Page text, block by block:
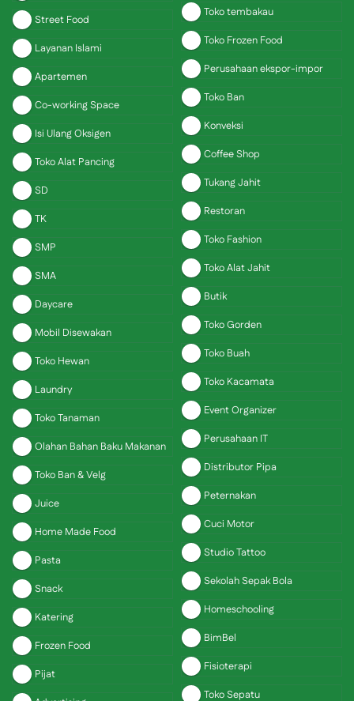
Street Food
Layanan Islami
Apartemen
Co-working Space
Isi Ulang Oksigen
Toko Alat Pancing
SD
TK
SMP
SMA
Daycare
Mobil Disewakan
Toko Hewan
Laundry
Toko Tanaman
Olahan Bahan Baku Makanan
Toko Ban & Velg
Juice
Home Made Food
Pasta
Snack
Katering
Frozen Food
Pijat
Toko tembakau
Toko Frozen Food
Perusahaan ekspor-impor
Toko Ban
Konveksi
Coffee Shop
Tukang Jahit
Restoran
Toko Fashion
Toko Alat Jahit
Butik
Toko Gorden
Toko Buah
Toko Kacamata
Event Organizer
Perusahaan IT
Distributor Pipa
Peternakan
Cuci Motor
Studio Tattoo
Sekolah Sepak Bola
Homeschooling
BimBel
Fisioterapi
Toko Sepatu